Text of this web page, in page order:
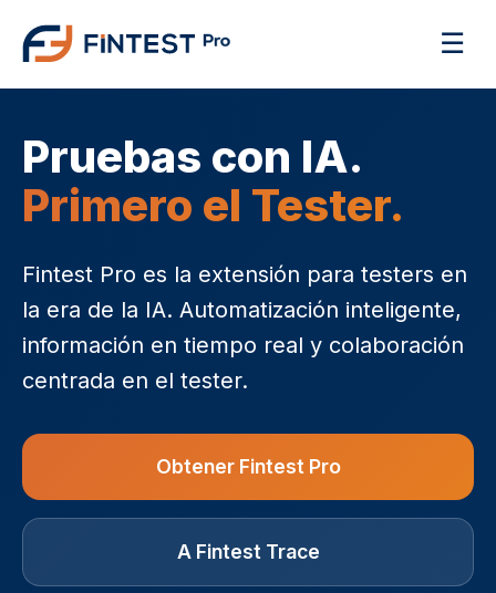
☰
Pruebas con IA.
Primero el Tester.
Fintest Pro es la extensión para testers en
la era de la IA. Automatización inteligente,
información en tiempo real y colaboración
centrada en el tester.
Obtener Fintest Pro
A Fintest Trace